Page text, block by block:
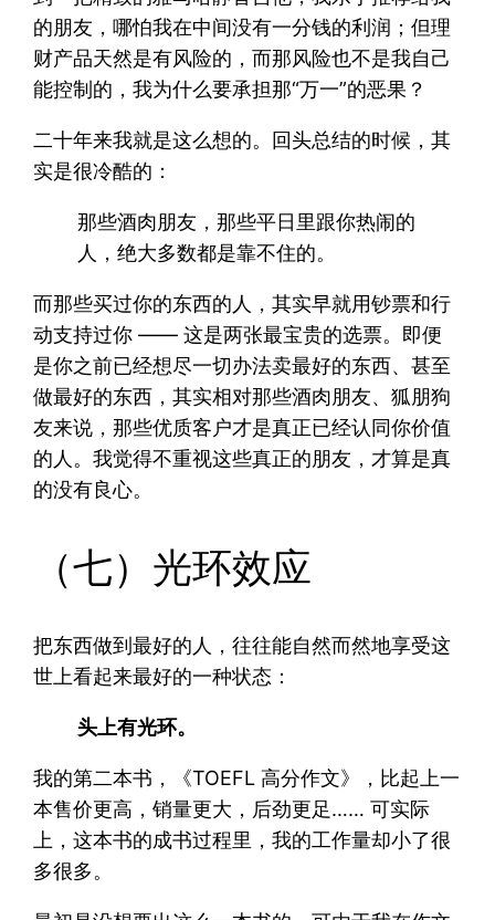
的朋友，哪怕我在中间没有一分钱的利润；但理
财产品天然是有风险的，而那风险也不是我自己
能控制的，我为什么要承担那“万一”的恶果？
二十年来我就是这么想的。回头总结的时候，其
实是很冷酷的：
那些酒肉朋友，那些平日里跟你热闹的
人，绝大多数都是靠不住的。
而那些买过你的东西的人，其实早就用钞票和行
动支持过你 —— 这是两张最宝贵的选票。即便
是你之前已经想尽一切办法卖最好的东西、甚至
做最好的东西，其实相对那些酒肉朋友、狐朋狗
友来说，那些优质客户才是真正已经认同你价值
的人。我觉得不重视这些真正的朋友，才算是真
的没有良心。
（七）光环效应
把东西做到最好的人，往往能自然而然地享受这
世上看起来最好的一种状态：
头上有光环。
我的第二本书，《TOEFL 高分作文》，比起上一
本售价更高，销量更大，后劲更足…… 可实际
上，这本书的成书过程里，我的工作量却小了很
多很多。